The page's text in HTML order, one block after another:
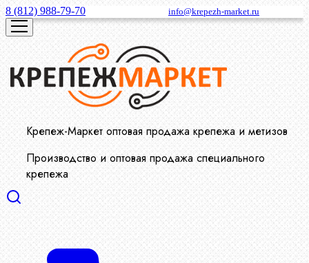
8 (812) 988-79-70 info@krepezh-market.ru
Крепеж-Маркет оптовая продажа крепежа и метизов
Производство и оптовая продажа специального
крепежа